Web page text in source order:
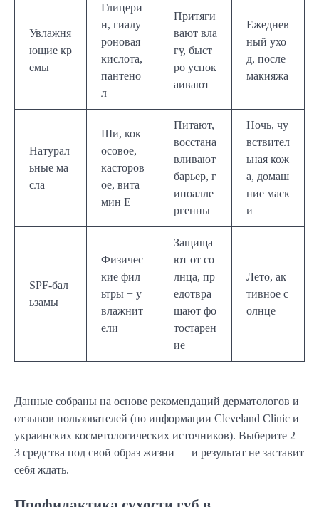
Увлажня
ющие кр
емы
Глицери
н, гиалу
роновая
кислота,
пантено
л
Притяги
вают вла
гу, быст
ро успок
аивают
Ежеднев
ный ухо
д, после
макияжа
Натурал
ьные ма
сла
Ши, кок
осовое,
касторов
ое, вита
мин Е
Питают,
восстана
вливают
барьер, г
ипоалле
ргенны
Ночь, чу
вствител
ьная кож
а, домаш
ние маск
и
SPF-бал
ьзамы
Физичес
кие фил
ьтры + у
влажнит
ели
Защища
ют от со
лнца, пр
едотвра
щают фо
тостарен
ие
Лето, ак
тивное с
олнце
Данные собраны на основе рекомендаций дерматологов и
отзывов пользователей (по информации Cleveland Clinic и
украинских косметологических источников). Выберите 2–
3 средства под свой образ жизни — и результат не заставит
себя ждать.